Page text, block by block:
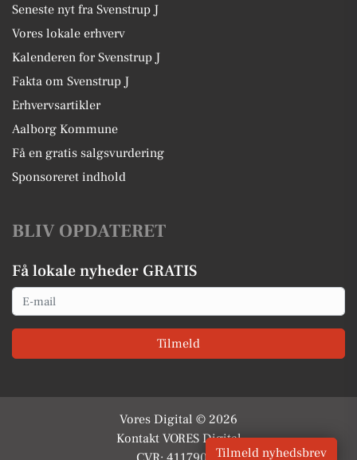
Seneste nyt fra Svenstrup J
Vores lokale erhverv
Kalenderen for Svenstrup J
Fakta om Svenstrup J
Erhvervsartikler
Aalborg Kommune
Få en gratis salgsvurdering
Sponsoreret indhold
BLIV OPDATERET
Få lokale nyheder GRATIS
Email
Tilmeld
Vores Digital © 2026
Kontakt VORES Digital
Tilmeld nyhedsbrev